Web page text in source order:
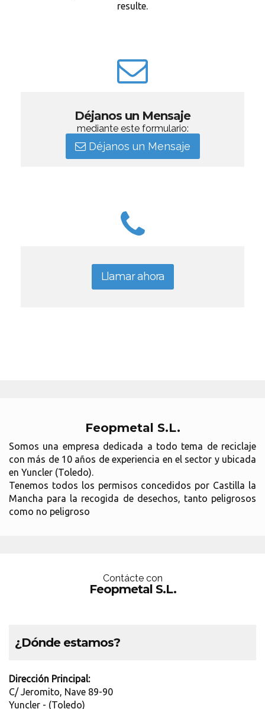
resulte.
Déjanos un Mensaje
mediante este formulario:
Déjanos un Mensaje
Llamar ahora
Feopmetal S.L.
Somos una empresa dedicada a todo tema de reciclaje
con más de 10 años de experiencia en el sector y ubicada
en Yuncler (Toledo).
Tenemos todos los permisos concedidos por Castilla la
Mancha para la recogida de desechos, tanto peligrosos
como no peligroso
Contácte con
Feopmetal S.L.
¿Dónde estamos?
Dirección Principal:
C/ Jeromito, Nave 89-90
Yuncler - (Toledo)